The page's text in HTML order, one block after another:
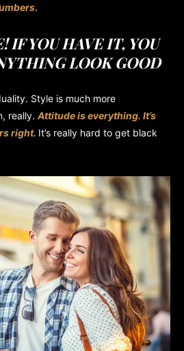
.
IF YOU HAVE IT, YOU
LOOK GOOD
Style is much more
really. Attitude is everything. It’s
right. It’s really hard to get black